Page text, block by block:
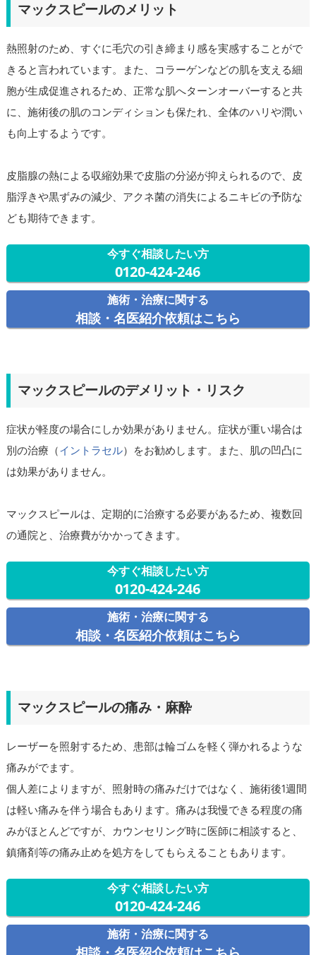
マックスピールのメリット
熱照射のため、すぐに毛穴の引き締まり感を実感することがで
きると言われています。また、コラーゲンなどの肌を支える細
胞が生成促進されるため、正常な肌へターンオーバーすると共
に、施術後の肌のコンディションも保たれ、全体のハリや潤い
も向上するようです。
皮脂腺の熱による収縮効果で皮脂の分泌が抑えられるので、皮
脂浮きや黒ずみの減少、アクネ菌の消失によるニキビの予防な
ども期待できます。
今すぐ相談したい方
0120-424-246
施術・治療に関する
相談・名医紹介依頼はこちら
マックスピールのデメリット・リスク
症状が軽度の場合にしか効果がありません。症状が重い場合は
別の治療（イントラセル）をお勧めします。また、肌の凹凸に
は効果がありません。
マックスピールは、定期的に治療する必要があるため、複数回
の通院と、治療費がかかってきます。
今すぐ相談したい方
0120-424-246
施術・治療に関する
相談・名医紹介依頼はこちら
マックスピールの痛み・麻酔
レーザーを照射するため、患部は輪ゴムを軽く弾かれるような
痛みがでます。
個人差によりますが、照射時の痛みだけではなく、施術後1週間
は軽い痛みを伴う場合もあります。痛みは我慢できる程度の痛
みがほとんどですが、カウンセリング時に医師に相談すると、
鎮痛剤等の痛み止めを処方をしてもらえることもあります。
今すぐ相談したい方
0120-424-246
施術・治療に関する